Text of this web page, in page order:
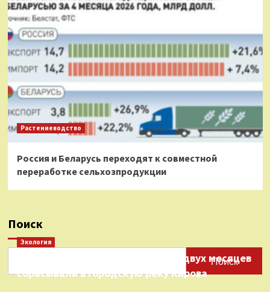
Растениеводство
Россия и Беларусь переходят к совместной
переработке сельхозпродукции
Поиск
Поиск
Экология
Нефтепродукты на протяжении двух месяцев
сбрасывали в городскую реку Кирова